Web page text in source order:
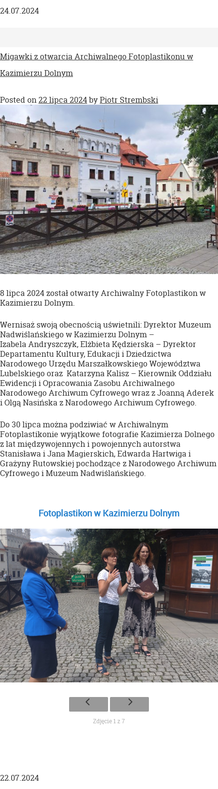
24.07.2024
Migawki z otwarcia Archiwalnego Fotoplastikonu w
Kazimierzu Dolnym
Posted on22 lipca 2024byPiotr Strembski
8 lipca 2024 został otwarty Archiwalny Fotoplastikon w
Kazimierzu Dolnym.
Wernisaż swoją obecnością uświetnili: Dyrektor Muzeum
Nadwiślańskiego w Kazimierzu Dolnym –
Izabela Andryszczyk, Elżbieta Kędzierska – Dyrektor
Departamentu Kultury, Edukacji i Dziedzictwa
Narodowego Urzędu Marszałkowskiego Województwa
Lubelskiego oraz Katarzyna Kalisz – Kierownik Oddziału
Ewidencji i Opracowania Zasobu Archiwalnego
Narodowego Archiwum Cyfrowego wraz z Joanną Aderek
i Olgą Nasińska z Narodowego Archiwum Cyfrowego.
Do 30 lipca można podziwiać w Archiwalnym
Fotoplastikonie wyjątkowe fotografie Kazimierza Dolnego
z lat międzywojennych i powojennych autorstwa
Stanisława i Jana Magierskich, Edwarda Hartwiga i
Grażyny Rutowskiej pochodzące z Narodowego Archiwum
Cyfrowego i Muzeum Nadwiślańskiego.
Fotoplastikon w Kazimierzu Dolnym
Zdjęcie 1 z 7
22.07.2024